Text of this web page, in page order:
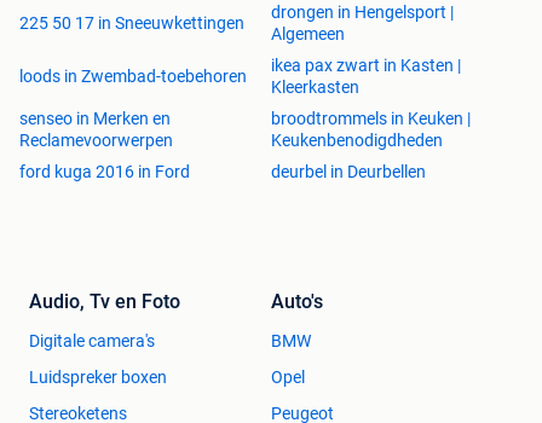
225 50 17 in Sneeuwkettingen
drongen in Hengelsport |
Algemeen
loods in Zwembad-toebehoren
ikea pax zwart in Kasten |
Kleerkasten
senseo in Merken en
Reclamevoorwerpen
broodtrommels in Keuken |
Keukenbenodigdheden
ford kuga 2016 in Ford
deurbel in Deurbellen
Audio, Tv en Foto
Digitale camera's
Luidspreker boxen
Stereoketens
Auto's
BMW
Opel
Peugeot